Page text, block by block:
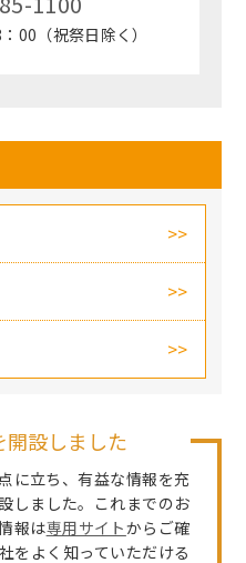
00（祝祭日除く）
開設しました
に立ち、有益な情報を充
しました。これまでのお
報は専用サイトからご確
をよく知っていただける